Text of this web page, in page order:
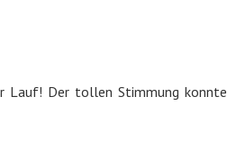
Lauf! Der tollen Stimmung konnte